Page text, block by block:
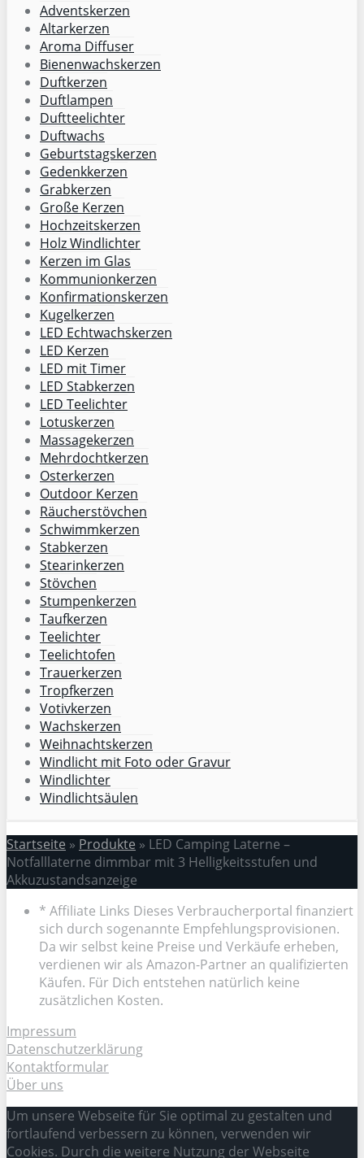
Adventskerzen
Altarkerzen
Aroma Diffuser
Bienenwachskerzen
Duftkerzen
Duftlampen
Duftteelichter
Duftwachs
Geburtstagskerzen
Gedenkkerzen
Grabkerzen
Große Kerzen
Hochzeitskerzen
Holz Windlichter
Kerzen im Glas
Kommunionkerzen
Konfirmationskerzen
Kugelkerzen
LED Echtwachskerzen
LED Kerzen
LED mit Timer
LED Stabkerzen
LED Teelichter
Lotuskerzen
Massagekerzen
Mehrdochtkerzen
Osterkerzen
Outdoor Kerzen
Räucherstövchen
Schwimmkerzen
Stabkerzen
Stearinkerzen
Stövchen
Stumpenkerzen
Taufkerzen
Teelichter
Teelichtofen
Trauerkerzen
Tropfkerzen
Votivkerzen
Wachskerzen
Weihnachtskerzen
Windlicht mit Foto oder Gravur
Windlichter
Windlichtsäulen
Startseite » Produkte » LED Camping Laterne –
Notfalllaterne dimmbar mit 3 Helligkeitsstufen und
Akkuzustandsanzeige
* Affiliate Links Dieses Verbraucherportal finanziert
sich durch sogenannte Empfehlungsprovisionen.
Da wir selbst keine Preise und Verkäufe erheben,
verdienen wir als Amazon-Partner an qualifizierten
Käufen. Für Dich entstehen natürlich keine
zusätzlichen Kosten.
Impressum
Datenschutzerklärung
Kontaktformular
Über uns
Um unsere Webseite für Sie optimal zu gestalten und
fortlaufend verbessern zu können, verwenden wir
Cookies. Durch die weitere Nutzung der Webseite